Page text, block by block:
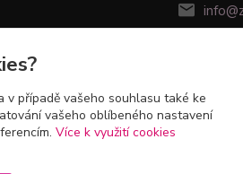
v případě vašeho souhlasu také ke
vašeho oblíbeného nastavení
Více k využití cookies